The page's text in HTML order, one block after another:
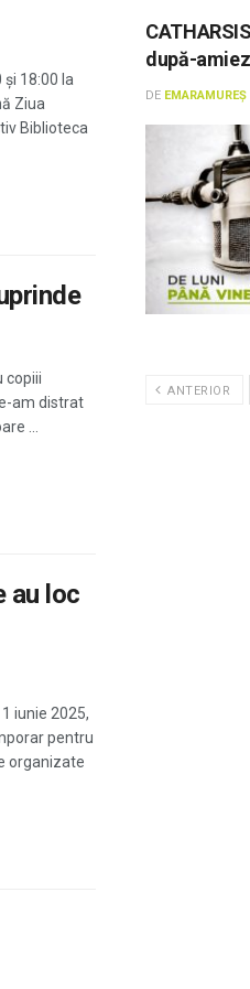
18:00 la
Ziua
Biblioteca
copiii
am distrat
...
au loc
iunie 2025,
pentru
organizate
după-
DE EMARAMUREȘ
ANTERIOR